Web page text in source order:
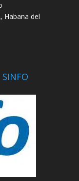
Habana del